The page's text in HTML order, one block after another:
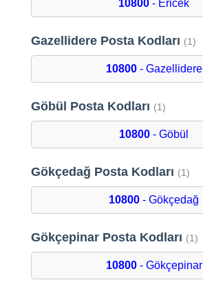
10800 - Ericek
Gazellidere Posta Kodları (1)
10800- Gazellidere
Göbül Posta Kodları (1)
10800 - Göbül
Gökçedağ Posta Kodları (1)
10800 - Gökçedağ
Gökçepinar Posta Kodları (1)
10800- Gökçepinar